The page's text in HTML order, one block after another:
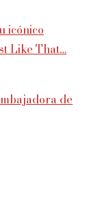
icónico
Like That…
de